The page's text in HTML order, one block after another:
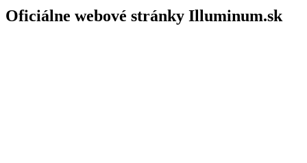
Oficiálne webové stránky Illuminum.sk